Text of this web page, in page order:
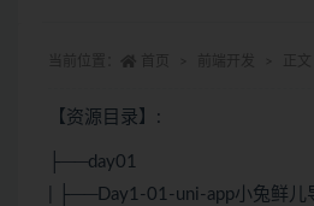
【资源目录】:
├──day01
| ├──Day1-01-uni-app小兔鲜儿